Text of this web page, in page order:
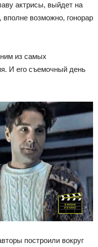
актрисы, выйдет на
вполне возможно, гонорар
из самых
И его съемочный день
построили вокруг